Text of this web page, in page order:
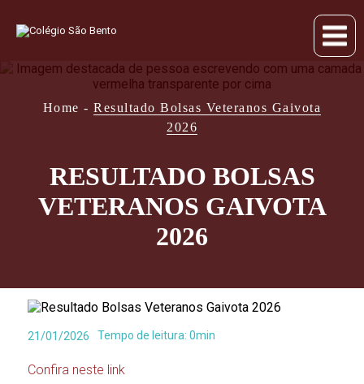
Home -Resultado Bolsas Veteranos Gaivota
2026
RESULTADO BOLSAS
VETERANOS GAIVOTA
2026
21/01/2026 Tempo de leitura: 0min
Confira neste link